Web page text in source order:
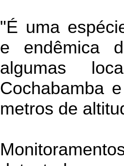
"É uma
e endêmica
algumas
Cochabamba
metros de